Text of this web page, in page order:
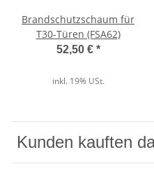
Dichtung
Drückergarnitur
Typische
Die Mehrzwecktür
Brandschutzschaum für
T30-Türen (FSA62)
52,50 € *
inkl. 19% USt.
Kunden kauften